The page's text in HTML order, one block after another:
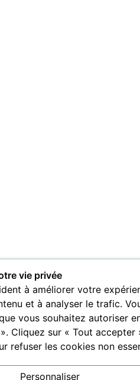
vie privée
à améliorer votre
et à analyser le trafic.
vous souhaitez autoriser
Cliquez sur « Tout accepter
refuser les cookies non
Personnaliser